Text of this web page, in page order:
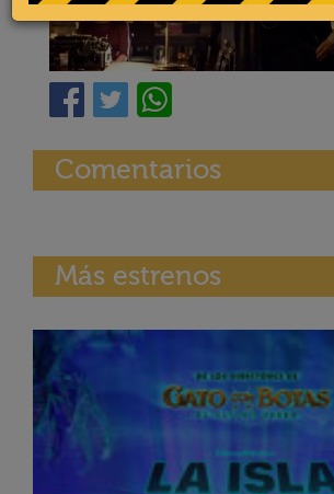
Comentarios
Más estrenos